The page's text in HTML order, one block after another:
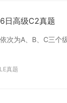
日高级C2真题
次为A、B、C三
真题